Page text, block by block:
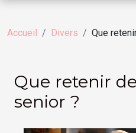
Accueil Divers Que
Que retenir
senior ?